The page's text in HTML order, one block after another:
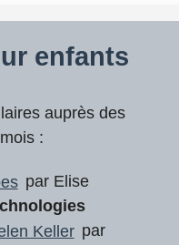
enfants
auprès des
:
par Elise
Keller par